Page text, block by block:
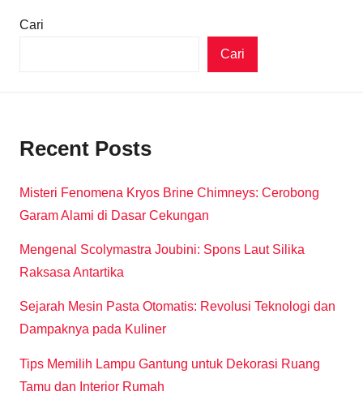
Cari
Cari
Recent Posts
Misteri Fenomena Kryos Brine Chimneys: Cerobong
Garam Alami di Dasar Cekungan
Mengenal Scolymastra Joubini: Spons Laut Silika
Raksasa Antartika
Sejarah Mesin Pasta Otomatis: Revolusi Teknologi dan
Dampaknya pada Kuliner
Tips Memilih Lampu Gantung untuk Dekorasi Ruang
Tamu dan Interior Rumah